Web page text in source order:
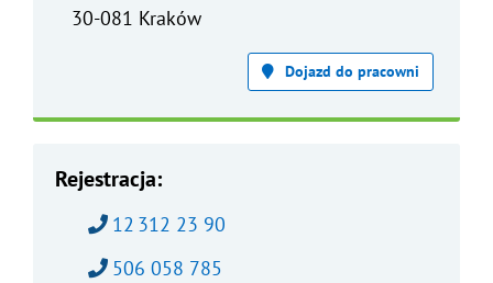
30-081 Kraków
Dojazd do pracowni
Rejestracja:
Zadzwoń pod numer:
12 312 23 90
Zadzwoń pod numer:
506 058 785